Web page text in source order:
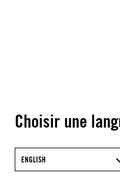
Choisir une
ENGLISH